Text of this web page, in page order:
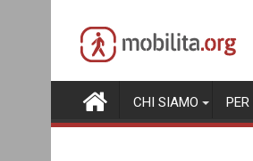
content
CHI SIAMO